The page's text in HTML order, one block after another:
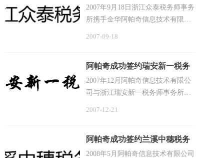
师事务所
2007年9月18日浙江众泰税务师事务
所携手金华阿帕奇信息技术有限公
的IT服务，组织软件开发团队成功
研发完成税务师·会计师事务所业务
2007-09-18
阿帕奇成功签约瑞安新一税务
师事务所
2007年12月阿帕奇信息技术有限公
司与浙江瑞安新一税务师事务所成
作为其实现中国事务所行业信息化
建
2007-12-21
阿帕奇成功签约兰溪中穗税务
师事务所
2008年5月阿帕奇信息技术有限公司